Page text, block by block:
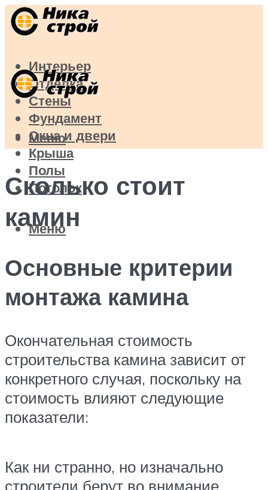
Интерьер
Отделка
Стены
Фундамент
Окна и двери
Крыша
Полы
Потолок
Меню
Меню
Сколько стоит
камин
Основные критерии
монтажа камина
Окончательная стоимость
строительства камина зависит от
конкретного случая, поскольку на
стоимость влияют следующие
показатели:
Как ни странно, но изначально
строители берут во внимание